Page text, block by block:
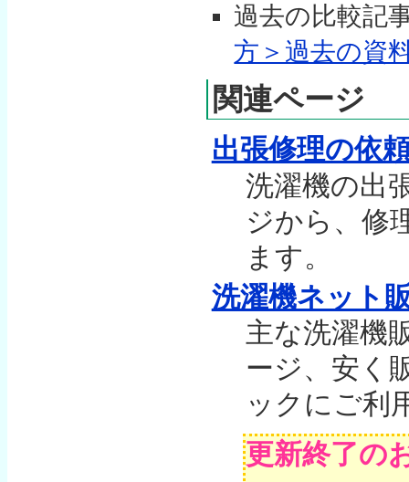
過去の比較記
方＞過去の資
関連ページ
出張修理の依
洗濯機の出
ジから、修
ます。
洗濯機ネット
主な洗濯機
ージ、安く
ックにご利
更新終了の